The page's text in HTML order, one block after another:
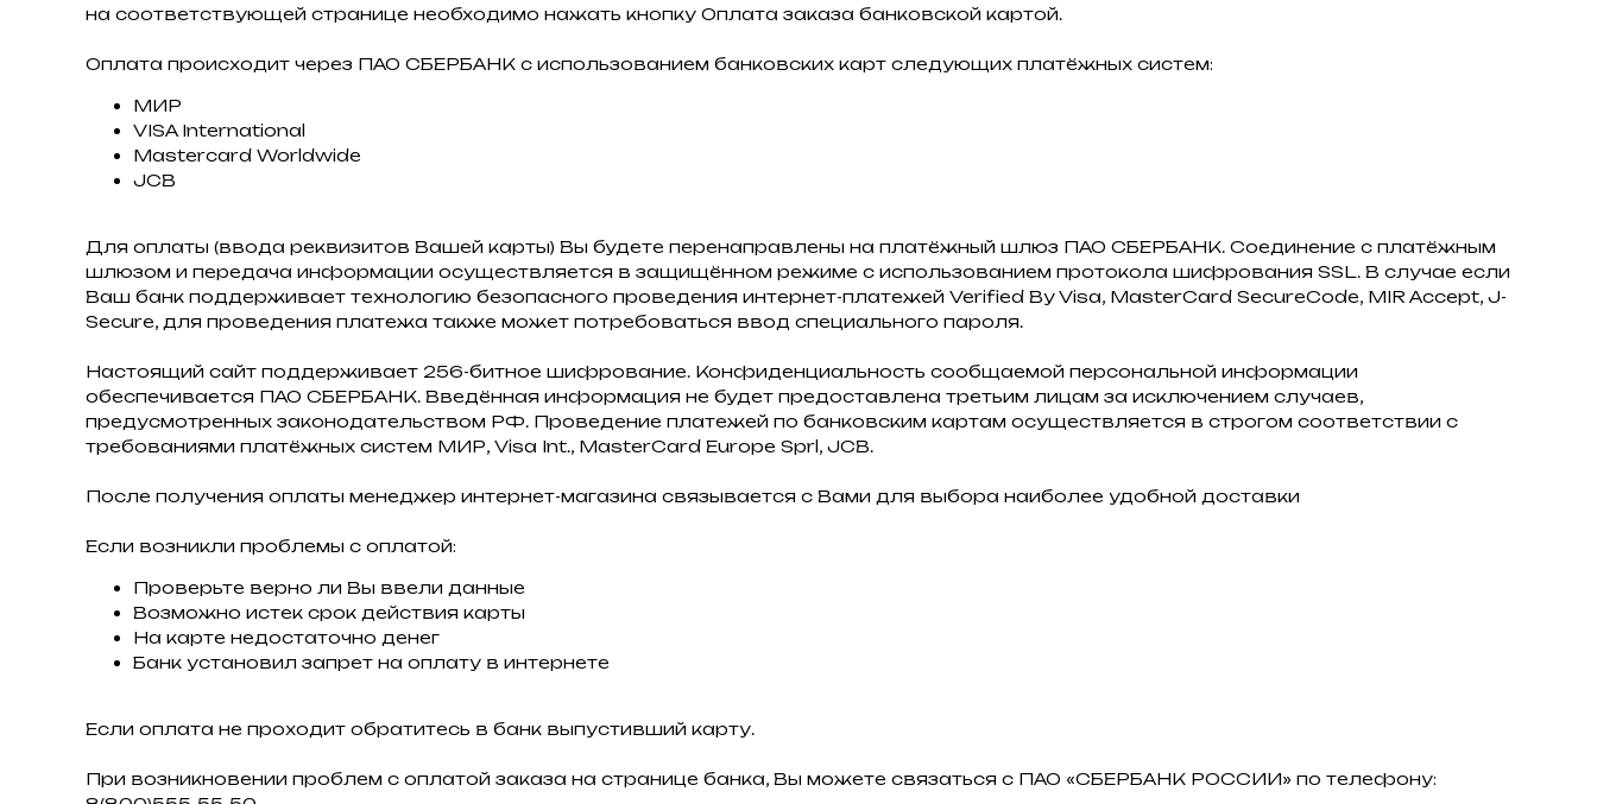
на соответствующей странице необходимо нажать кнопку Оплата заказа банковской картой.
Оплата происходит через ПАО СБЕРБАНК с использованием банковских карт следующих платёжных систем:
МИР
VISA International
Mastercard Worldwide
JCB
Для оплаты (ввода реквизитов Вашей карты) Вы будете перенаправлены на платёжный шлюз ПАО СБЕРБАНК. Соединение с платёжным
шлюзом и передача информации осуществляется в защищённом режиме с использованием протокола шифрования SSL. В случае если
Ваш банк поддерживает технологию безопасного проведения интернет-платежей Verified By Visa, MasterCard SecureCode, MIR Accept, J-
Secure, для проведения платежа также может потребоваться ввод специального пароля.
Настоящий сайт поддерживает 256-битное шифрование. Конфиденциальность сообщаемой персональной информации
обеспечивается ПАО СБЕРБАНК. Введённая информация не будет предоставлена третьим лицам за исключением случаев,
предусмотренных законодательством РФ. Проведение платежей по банковским картам осуществляется в строгом соответствии с
требованиями платёжных систем МИР, Visa Int., MasterCard Europe Sprl, JCB.
После получения оплаты менеджер интернет-магазина связывается с Вами для выбора наиболее удобной доставки
Если возникли проблемы с оплатой:
Проверьте верно ли Вы ввели данные
Возможно истек срок действия карты
На карте недостаточно денег
Банк установил запрет на оплату в интернете
Если оплата не проходит обратитесь в банк выпустивший карту.
При возникновении проблем с оплатой заказа на странице банка, Вы можете связаться с ПАО «СБЕРБАНК РОССИИ» по телефону: